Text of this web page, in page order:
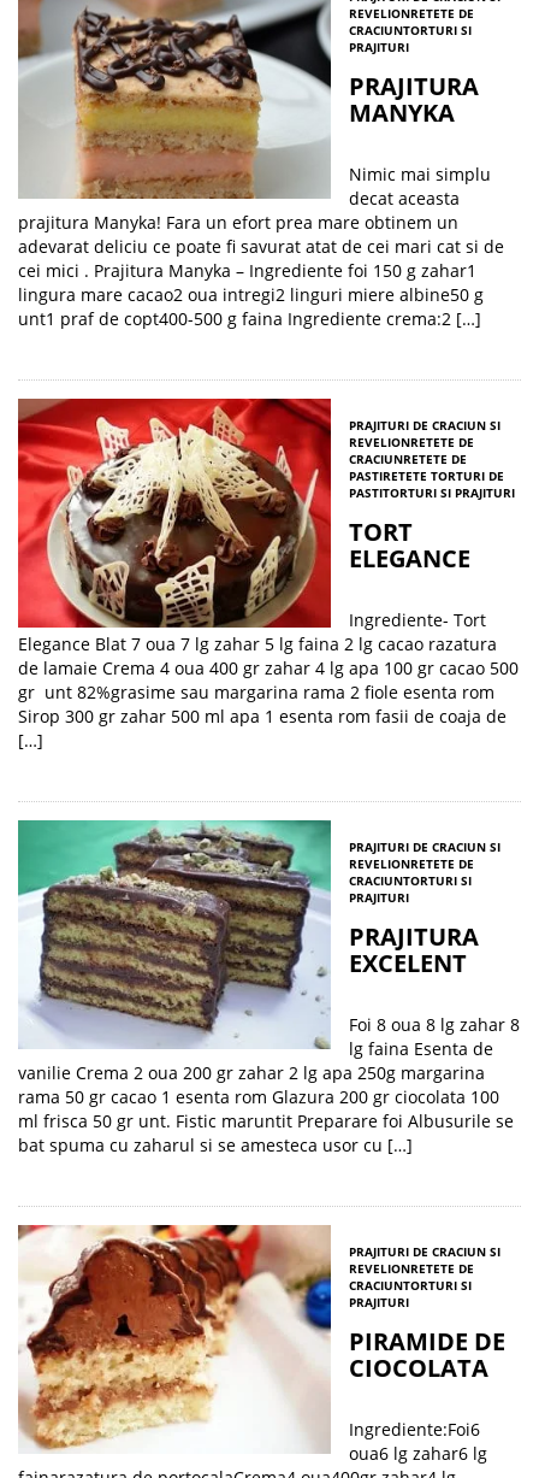
REVELIONRETETE DE
CRACIUNTORTURI SI
PRAJITURI
PRAJITURA
MANYKA
Nimic mai simplu
decat aceasta
prajitura Manyka! Fara un efort prea mare obtinem un
adevarat deliciu ce poate fi savurat atat de cei mari cat si de
cei mici . Prajitura Manyka – Ingrediente foi 150 g zahar1
lingura mare cacao2 oua intregi2 linguri miere albine50 g
unt1 praf de copt400-500 g faina Ingrediente crema:2 […]
PRAJITURI DE CRACIUN SI
REVELIONRETETE DE
CRACIUNRETETE DE
PASTIRETETE TORTURI DE
PASTITORTURI SI PRAJITURI
TORT
ELEGANCE
Ingrediente- Tort
Elegance Blat 7 oua 7 lg zahar 5 lg faina 2 lg cacao razatura
de lamaie Crema 4 oua 400 gr zahar 4 lg apa 100 gr cacao 500
gr unt 82%grasime sau margarina rama 2 fiole esenta rom
Sirop 300 gr zahar 500 ml apa 1 esenta rom fasii de coaja de
[…]
PRAJITURI DE CRACIUN SI
REVELIONRETETE DE
CRACIUNTORTURI SI
PRAJITURI
PRAJITURA
EXCELENT
Foi 8 oua 8 lg zahar 8
lg faina Esenta de
vanilie Crema 2 oua 200 gr zahar 2 lg apa 250g margarina
rama 50 gr cacao 1 esenta rom Glazura 200 gr ciocolata 100
ml frisca 50 gr unt. Fistic maruntit Preparare foi Albusurile se
bat spuma cu zaharul si se amesteca usor cu […]
PRAJITURI DE CRACIUN SI
REVELIONRETETE DE
CRACIUNTORTURI SI
PRAJITURI
PIRAMIDE DE
CIOCOLATA
Ingrediente:Foi6
oua6 lg zahar6 lg